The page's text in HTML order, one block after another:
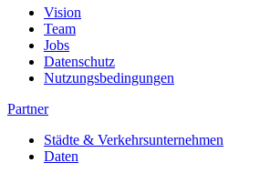
Vision
Team
Jobs
Datenschutz
Nutzungsbedingungen
Partner
Städte & Verkehrsunternehmen
Daten